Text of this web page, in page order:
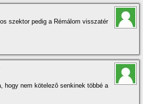
szektor pedig a Rémálom visszatér
hogy nem kötelezô senkinek többé a